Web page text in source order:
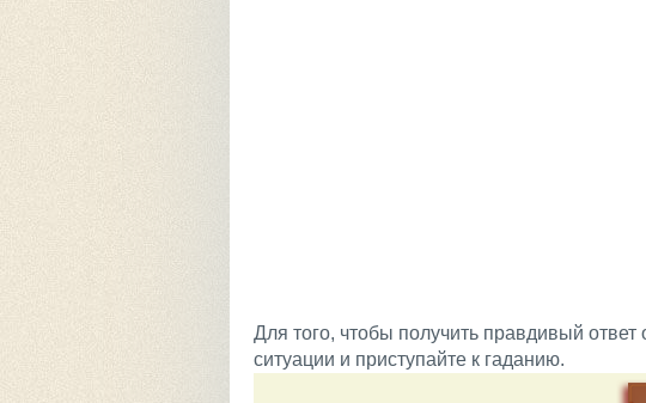
Для того, чтобы получить правдивый
ситуации и приступайте к гаданию.